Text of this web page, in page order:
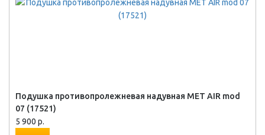
Подушка противопролежневая надувная MET AIR mod
07 (17521)
5 900 р.